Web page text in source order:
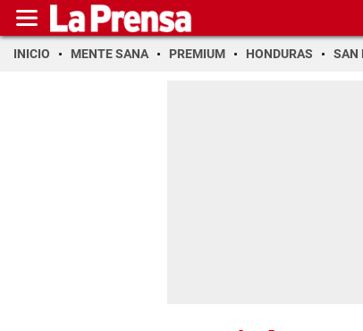
INICIO MENTE SANA PREMIUM HONDURAS SAN